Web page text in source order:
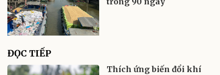
ĐỌC TIẾP
Thích ứng biến đổi khí